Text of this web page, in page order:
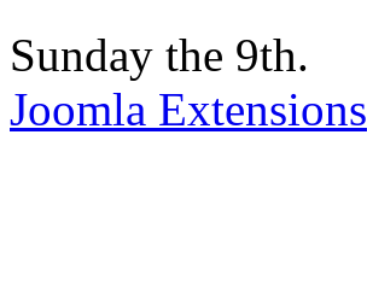
Sunday the 9th.
Joomla Extensions